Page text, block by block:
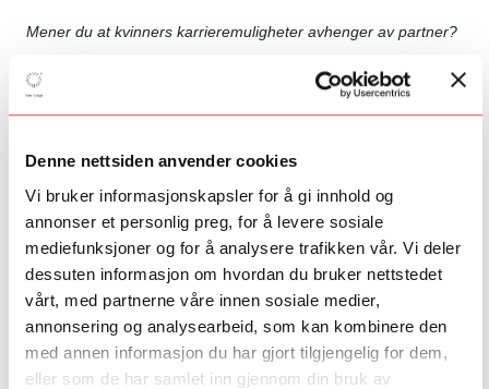
Denne nettsiden anvender cookies
Vi bruker informasjonskapsler for å gi innhold og
annonser et personlig preg, for å levere sosiale
mediefunksjoner og for å analysere trafikken vår. Vi deler
dessuten informasjon om hvordan du bruker nettstedet
vårt, med partnerne våre innen sosiale medier,
annonsering og analysearbeid, som kan kombinere den
med annen informasjon du har gjort tilgjengelig for dem,
eller som de har samlet inn gjennom din bruk av
Mener du at kvinners karrieremuligheter avhenger av partner?
– Selvfølgelig gjør jeg det.
Er det hvis man skal ha barn du mener at det er viktig?
– Ikke nødvendigvis. Vi ser at et år i utlandet er veldig viktig for
utviklingen i en forskerkarriere. Dette klarer ofte mannen å få
kona si med seg på, mens kona sjeldent får mannen med seg til
utlandet. Det er uavhengig av om det er barn involvert. I mange
sammenhenger i arbeidslivet blir en kvinne som ikke har barn
diskriminert fordi arbeidsgiveren tror at hun snart kommer til å få
det. Det er lov for en mann å være borte hjemmefra i fire dager,
men det er ikke lov for en kvinne. Jeg bruker å si, bare vurder
forskjellen på reaksjonen når en kvinne sier at hun må avlyse et
møte på grunn av sykt barn og når en mann gjør det. Mannen